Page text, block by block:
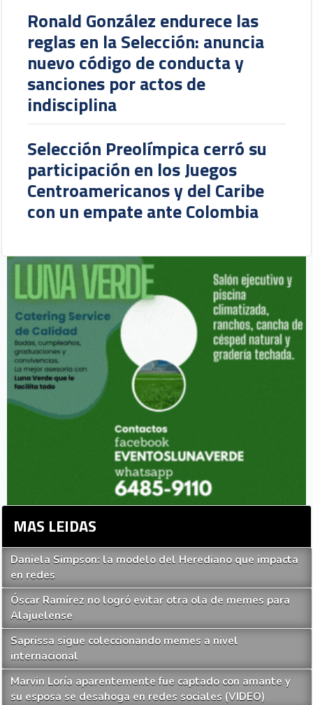
Ronald González endurece las
reglas en la Selección: anuncia
nuevo código de conducta y
sanciones por actos de
indisciplina
Selección Preolímpica cerró su
participación en los Juegos
Centroamericanos y del Caribe
con un empate ante Colombia
MAS LEIDAS
Daniela Simpson: la modelo del Herediano que impacta
en redes
Óscar Ramírez no logró evitar otra ola de memes para
Alajuelense
Saprissa sigue coleccionando memes a nivel
internacional
Marvin Loría aparentemente fue captado con amante y
su esposa se desahoga en redes sociales (VIDEO)